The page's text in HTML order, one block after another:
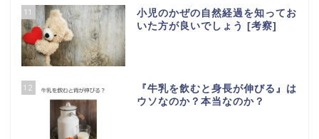
11
小児のかぜの自然経過を知ってお
いた方が良いでしょう [考察]
12
『牛乳を飲むと身長が伸びる』は
ウソなのか？本当なのか？